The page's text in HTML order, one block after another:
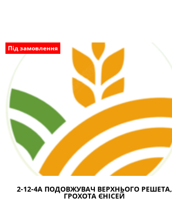
Під замовлення
2-12-4А ПОДОВЖУВАЧ ВЕРХНЬОГО РЕШЕТА,
ГРОХОТА ЄНІСЕЙ